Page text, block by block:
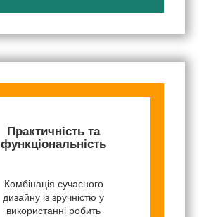
Практичність та
функціональність
Комбінація сучасного
дизайну із зручністю у
використанні робить